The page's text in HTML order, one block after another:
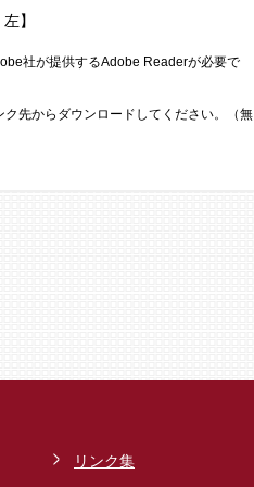
】
社が提供するAdobe Readerが必要で
先からダウンロードしてください。（無
リンク集